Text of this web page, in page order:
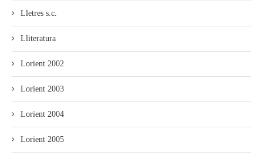
Lletres s.c.
Lliteratura
Lorient 2002
Lorient 2003
Lorient 2004
Lorient 2005